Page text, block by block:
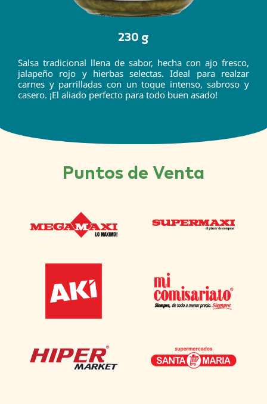
230 g
Salsa tradicional llena de sabor, hecha con ajo fresco,
jalapeño rojo y hierbas selectas. Ideal para realzar
carnes y parrilladas con un toque intenso, sabroso y
casero. ¡El aliado perfecto para todo buen asado!
Puntos de Venta